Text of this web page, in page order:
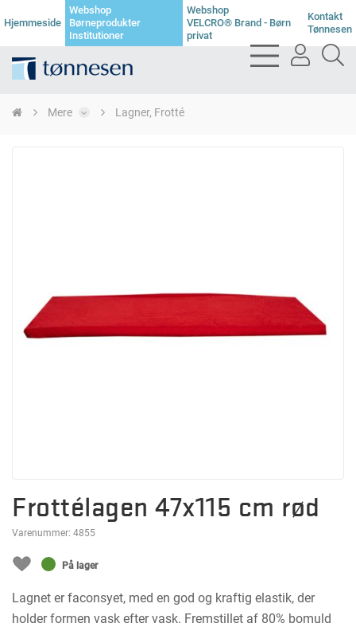
Hjemmeside
Webshop
Børneprodukter
Institutioner
Webshop
VELCRO® Brand - Børn
privat
Kontakt
Tønnesen
bars
light
user
Mere Lagner, Frotté
Frottélagen 47x115 cm rød
Varenummer: 4855
På lager
Lagnet er faconsyet, med en god og kraftig elastik, der
holder formen vask efter vask. Fremstillet af 80% bomuld